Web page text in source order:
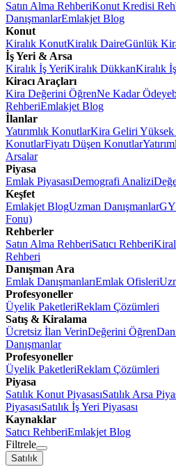
Satın Alma RehberiKonut Kredisi
DanışmanlarEmlakjet Blog
Konut
Kiralık KonutKiralık DaireGünlük
İş Yeri & Arsa
Kiralık İş YeriKiralık DükkanKiralık
Kiracı Araçları
Kira Değerini ÖğrenNe Kadar
RehberiEmlakjet Blog
İlanlar
Yatırımlık KonutlarKira Geliri
KonutlarFiyatı Düşen Konutlar
Arsalar
Piyasa
Emlak PiyasasıDemografi Analizi
Keşfet
Emlakjet BlogUzman Danışmanlar
Fonu)
Rehberler
Satın Alma RehberiSatıcı Rehberi
Rehberi
Danışman Ara
Emlak DanışmanlarıEmlak Ofisleri
Profesyoneller
Üyelik PaketleriReklam Çözümleri
Satış & Kiralama
Ücretsiz İlan VerinDeğerini Öğren
Danışmanlar
Profesyoneller
Üyelik PaketleriReklam Çözümleri
Piyasa
Satılık Konut PiyasasıSatılık Arsa
PiyasasıSatılık İş Yeri Piyasası
Kaynaklar
Satıcı RehberiEmlakjet Blog
Filtrele
Satılık